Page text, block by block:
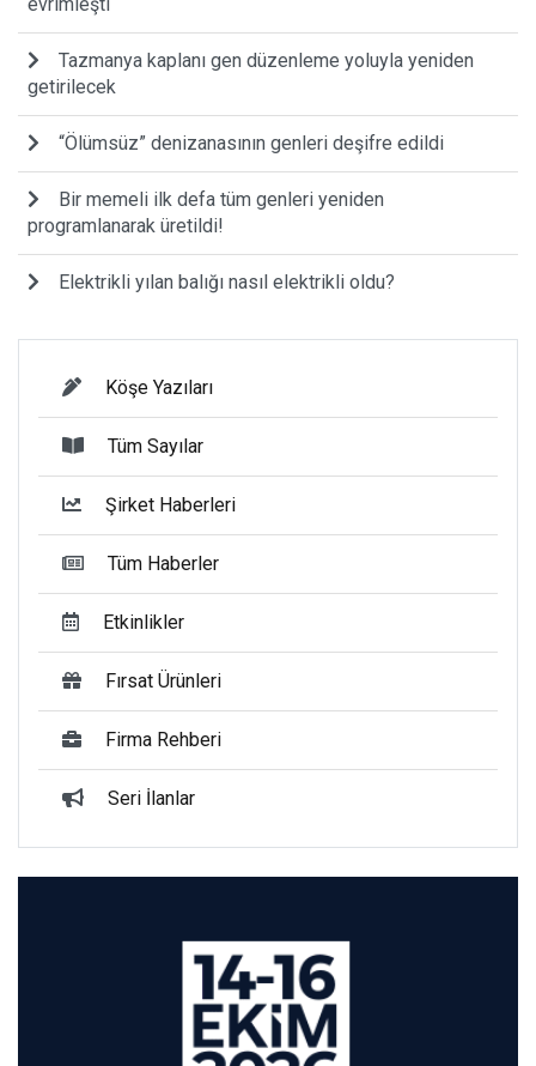
Tazmanya kaplanı gen düzenleme yoluyla yeniden
getirilecek
“Ölümsüz” denizanasının genleri deşifre edildi
Bir memeli ilk defa tüm genleri yeniden
programlanarak üretildi!
Elektrikli yılan balığı nasıl elektrikli oldu?
Köşe Yazıları
Tüm Sayılar
Şirket Haberleri
Tüm Haberler
Etkinlikler
Fırsat Ürünleri
Firma Rehberi
Seri İlanlar